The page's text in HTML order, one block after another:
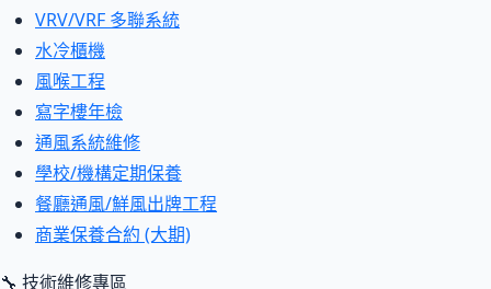
VRV/VRF 多聯系統
水冷櫃機
風喉工程
寫字樓年檢
通風系統維修
學校/機構定期保養
餐廳通風/鮮風出牌工程
商業保養合約 (大期)
🔧 技術維修專區